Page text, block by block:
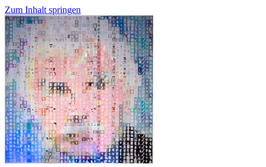
Zum Inhalt springen